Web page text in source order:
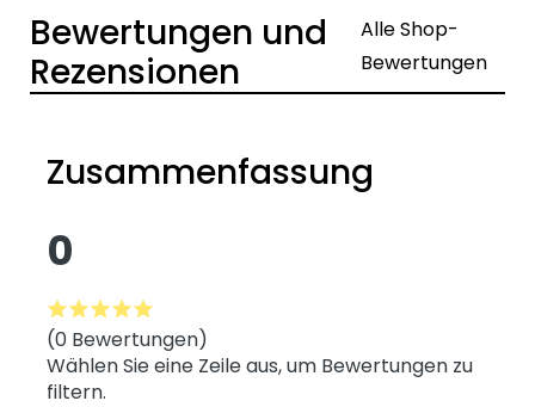
Bewertungen und
Rezensionen
Alle Shop-
Bewertungen
Zusammenfassung
0
(0 Bewertungen)
Wählen Sie eine Zeile aus, um Bewertungen zu
filtern.